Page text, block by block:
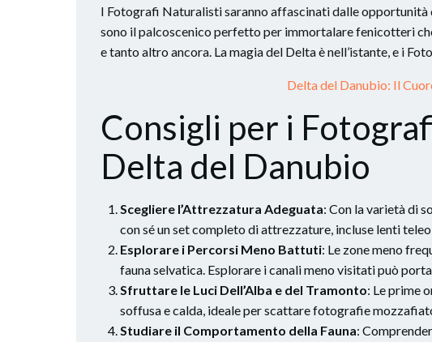
I Fotografi Naturalisti saranno affascinati dalle opportunità
sono il palcoscenico perfetto per immortalare fenicotteri
e tanto altro ancora. La magia del Delta è nell’istante, e i
Delta del Danubio: Il
Consigli per i
Delta del Danubio
Scegliere l’Attrezzatura Adeguata: Con la varietà di
con sé un set completo di attrezzature, incluse lenti
Esplorare i Percorsi Meno Battuti: Le zone meno
fauna selvatica. Esplorare i canali meno visitati può
Sfruttare le Luci Dell’Alba e del Tramonto: Le prime
soffusa e calda, ideale per scattare fotografie
Studiare il Comportamento della Fauna: